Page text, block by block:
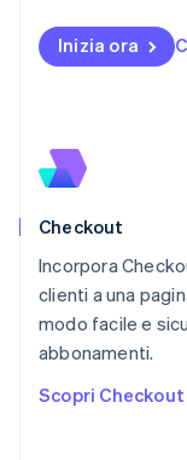
Inizia ora
Checkout
Incorpora
clienti a una
modo facile e
abbonamenti.
Scopri Checkout
Norvegia
English
Nederlands
Polonia
Portogallo
RAS di Hong
English简体中文
Regno Unito
English
English